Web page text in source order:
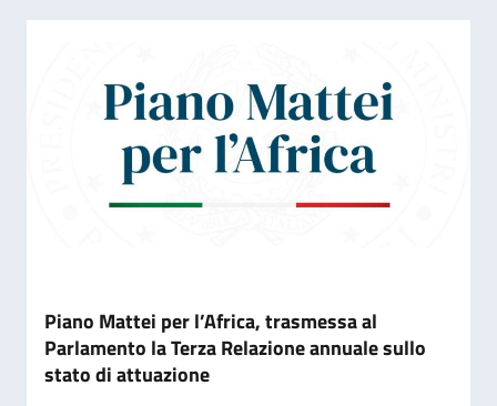
Piano Mattei per l’Africa, trasmessa al
Parlamento la Terza Relazione annuale sullo
stato di attuazione